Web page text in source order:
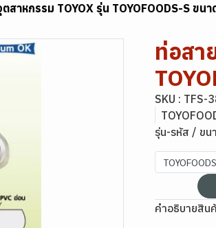
สาหกรรม TOYOX รุ่น TOYOFOODS-S ขน
ท่อสา
SKU : TFS-
รุ่น-รหัส / ขน
คำอธิบายสิน